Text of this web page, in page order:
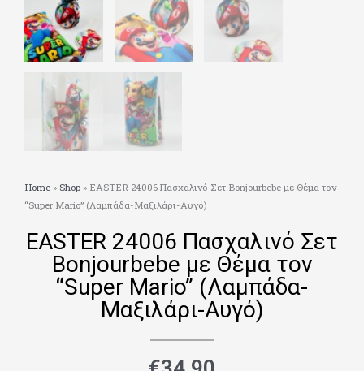
Home » Shop » EASTER 24006 Πασχαλινό Σετ Bonjourbebe με Θέμα τον
“Super Mario” (Λαμπάδα-Μαξιλάρι-Αυγό)
EASTER 24006 Πασχαλινό Σετ
Bonjourbebe με Θέμα τον
“Super Mario” (Λαμπάδα-
Μαξιλάρι-Αυγό)